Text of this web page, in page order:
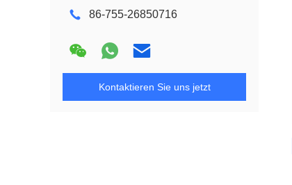
86-755-26850716
Kontaktieren Sie uns jetzt